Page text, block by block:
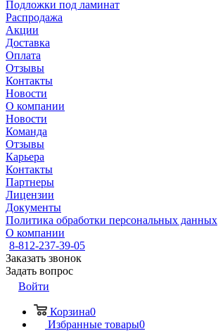
Подложки под ламинат
Распродажа
Акции
Доставка
Оплата
Отзывы
Контакты
Новости
О компании
Новости
Команда
Отзывы
Карьера
Контакты
Партнеры
Лицензии
Документы
Политика обработки персональных данных
О компании
8-812-237-39-05
Заказать звонок
Задать вопрос
Войти
Корзина0
Избранные товары0